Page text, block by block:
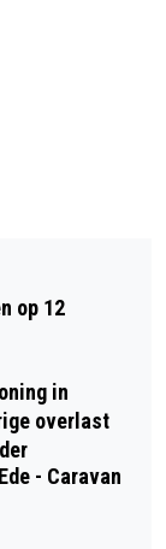
BIJ
op 12
in
overlast
- Caravan